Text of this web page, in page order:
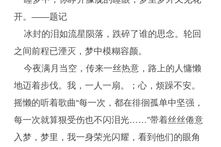
开。――题记
冰封的泪如流星陨落，跌碎了谁的思念。轮回
之间前程已湮灭，梦中模糊容颜。
今夜满月当空，传来一丝热意，路上的人慵懒
地迈着步伐。我，一人一扇。；心，烦躁不安。
摇懒的听着歌曲“每一次，都在徘徊孤单中坚强，
每一次就算狠受伤也不闪泪光……”带着丝丝倦意
入梦，梦里，我一身荣光闪耀，看到他们的眼角